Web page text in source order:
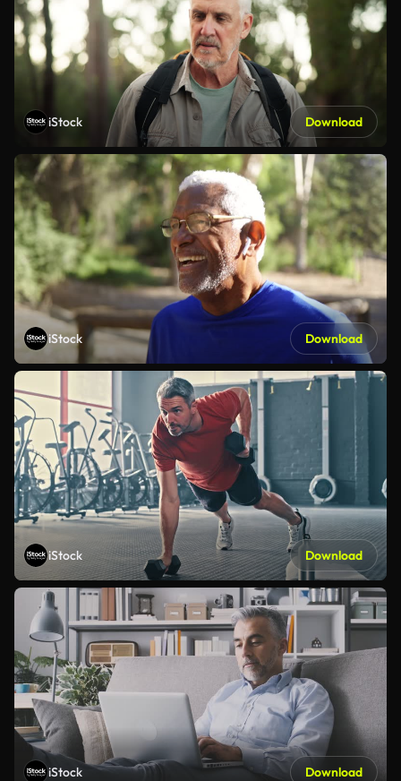
iStock Download
iStock Download
iStock Download
iStock Download